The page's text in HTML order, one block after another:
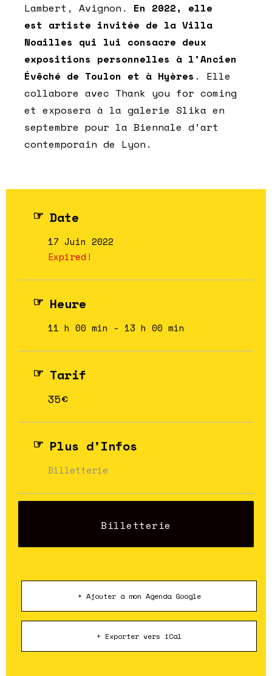
Lambert, Avignon. En 2022, elle
est artiste invitée de la Villa
Noailles qui lui consacre deux
expositions personnelles à l’Ancien
Évêché de Toulon et à Hyères . Elle
collabore avec Thank you for coming
et exposera à la galerie Slika en
septembre pour la Biennale d’art
contemporain de Lyon.
Date
17 Juin 2022
Expired!
Heure
11 h 00 min - 13 h 00 min
Tarif
35€
Plus d'Infos
Billetterie
Billetterie
+ Ajouter à mon Agenda Google
+ Exporter vers iCal